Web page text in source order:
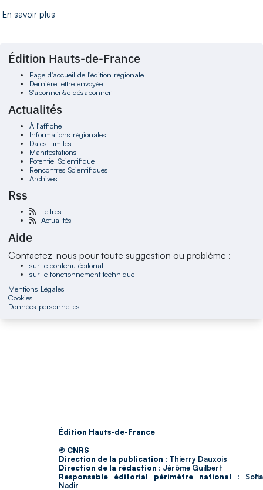
En savoir plus
Édition Hauts-de-France
Page d'accueil de l'édition régionale
Dernière lettre envoyée
S'abonner/se désabonner
Actualités
À l'affiche
Informations régionales
Dates Limites
Manifestations
Potentiel Scientifique
Rencontres Scientifiques
Archives
Rss
Lettres
Actualités
Aide
Contactez-nous pour toute suggestion ou problème :
sur le contenu éditorial
sur le fonctionnement technique
Mentions Légales
Cookies
Données personnelles
Édition Hauts-de-France
© CNRS
Direction de la publication : Thierry Dauxois
Direction de la rédaction : Jérôme Guilbert
Responsable éditorial périmètre national : Sofia
Nadir